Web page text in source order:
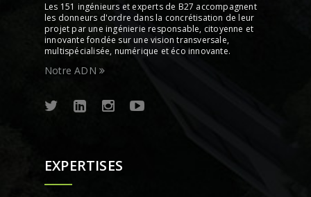
Les 151 ingénieurs et experts de B27 accompagnent
les donneurs d'ordre dans la concrétisation de leur
projet par une ingénierie responsable, citoyenne et
innovante fondée sur une vision transversale,
multispécialisée, numérique et éco innovante.
Notre ADN
EXPERTISES